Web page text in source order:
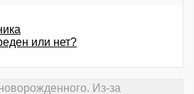
или нет?
Из-за